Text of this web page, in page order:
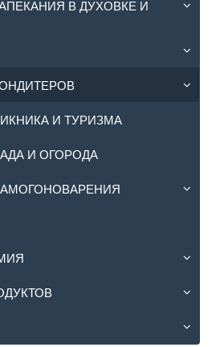
В ДУХОВКЕ И
И ТУРИЗМА
И ОГОРОДА